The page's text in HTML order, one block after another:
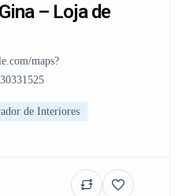
– Loja de
maps?
de Interiores